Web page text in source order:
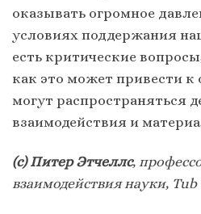
оказывать огромное
условиях поддержания
есть критические
как это может привести
могут распространяться
взаимодействия и
(с) Питер Этчеллс,
взаимодействия науки, Tub